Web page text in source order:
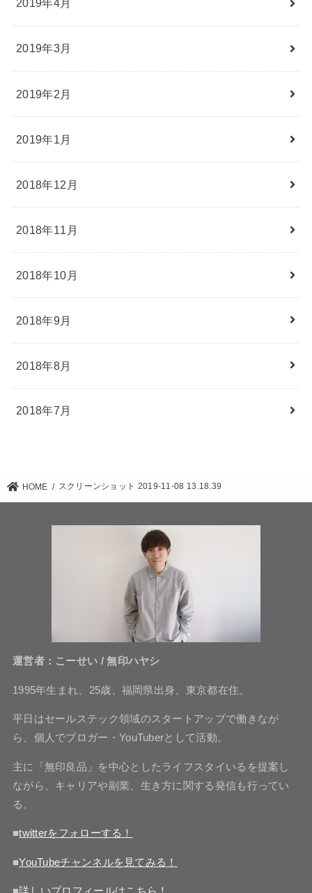
2019年4月
2019年3月
2019年2月
2019年1月
2018年12月
2018年11月
2018年10月
2018年9月
2018年8月
2018年7月
HOME スクリーンショット 2019-11-08 13.18.39
運営者：こーせい / 無印ハヤシ
1995年生まれ、25歳、福岡県出身、東京都在住。
平日はセールステック領域のスタートアップで働きなが
ら、個人でブロガー・YouTuberとして活動。
主に「無印良品」を中心としたライフスタイいるを提案し
ながら、キャリアや副業、生き方に関する発信も行ってい
る。
■twitterをフォローする！
■YouTubeチャンネルを見てみる！